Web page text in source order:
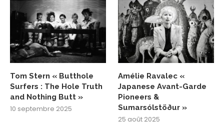
Tom Stern « Butthole
Surfers : The Hole Truth
and Nothing Butt »
10 septembre 2025
Amélie Ravalec «
Japanese Avant-Garde
Pioneers &
Sumarsólstöður »
25 août 2025